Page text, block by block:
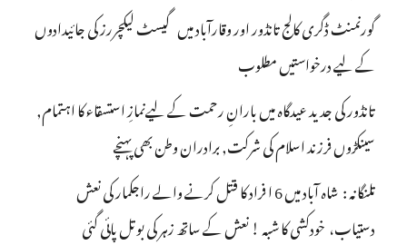
گورنمنٹ ڈگری کالج تانڈور اور وقارآباد میں گیسٹ لیکچررز کی جائیدادوں
کے لیے درخواستیں مطلوب
تانڈور کی جدید عیدگاہ میں بارانِ رحمت کے لیےنمازِ استسقاء کا اہتمام,
سینکڑوں فرزند اسلام کی شرکت, برادران وطن بھی پہنچے
تلنگانہ : شاہ آباد میں 6 ا فراد کا قتل کرنے والے راجکمار کی نعش
دستیاب، خودکشی کا شبہ ! نعش کے ساتھ زہر کی بوتل پائی گئی